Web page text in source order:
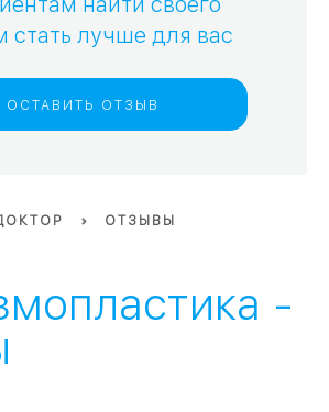
16
стать лучше для вас
ОСТАВИТЬ ОТЗЫВ
ОТЗЫВЫ
-